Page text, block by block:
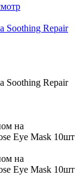
Soothing Repair
Soothing Repair
на
Eye Mask 10шт
на
Eye Mask 10шт